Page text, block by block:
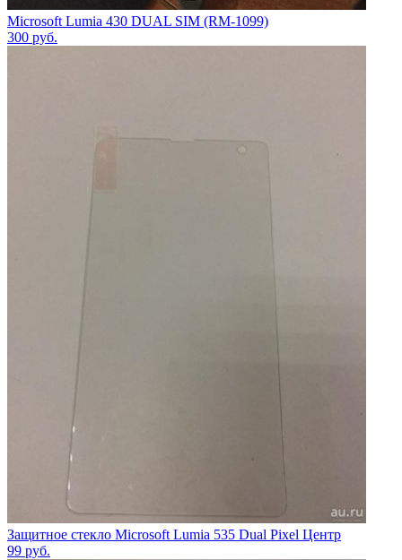
Microsoft Lumia 430 DUAL SIM (RM-1099)
300 руб.
Защитное стекло Microsoft Lumia 535 Dual Pixel Центр
99 руб.